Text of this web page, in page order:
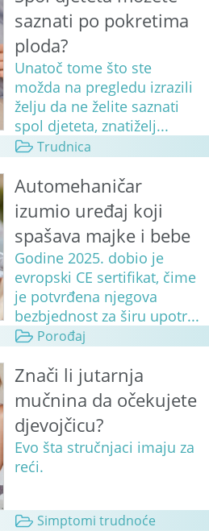
saznati po pokretima
ploda?
Unatoč tome što ste
možda na pregledu izrazili
želju da ne želite saznati
spol djeteta, znatiželj...
Trudnica
Automehaničar
izumio uređaj koji
spašava majke i bebe
Godine 2025. dobio je
evropski CE sertifikat, čime
je potvrđena njegova
bezbjednost za širu upotr...
Porođaj
Znači li jutarnja
mučnina da očekujete
djevojčicu?
Evo šta stručnjaci imaju za
reći.
Simptomi trudnoće